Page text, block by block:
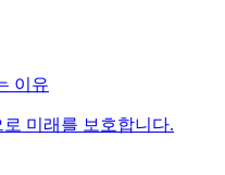
이유
미래를 보호합니다.